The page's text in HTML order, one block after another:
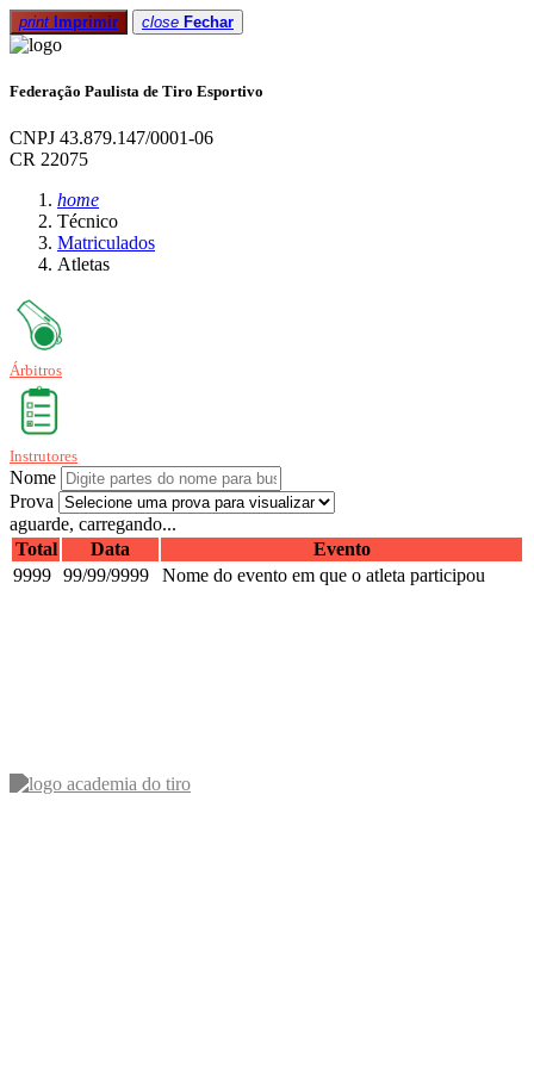
print Imprimir close Fechar
Federação Paulista de Tiro Esportivo
CNPJ 43.879.147/0001-06
CR 22075
home
Técnico
Matriculados
Atletas
Árbitros
Instrutores
Nome
Prova
aguarde, carregando...
Total
Data
Evento
9999 99/99/9999 Nome do evento em que o atleta participou